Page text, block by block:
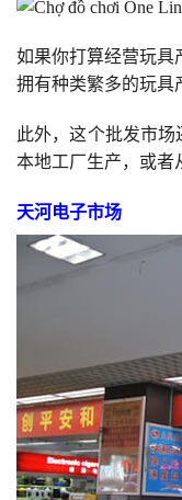
如果你打算经营玩具
拥有种类繁多的玩具
此外，这个批发市
本地工厂生产，或者
天河电子市场